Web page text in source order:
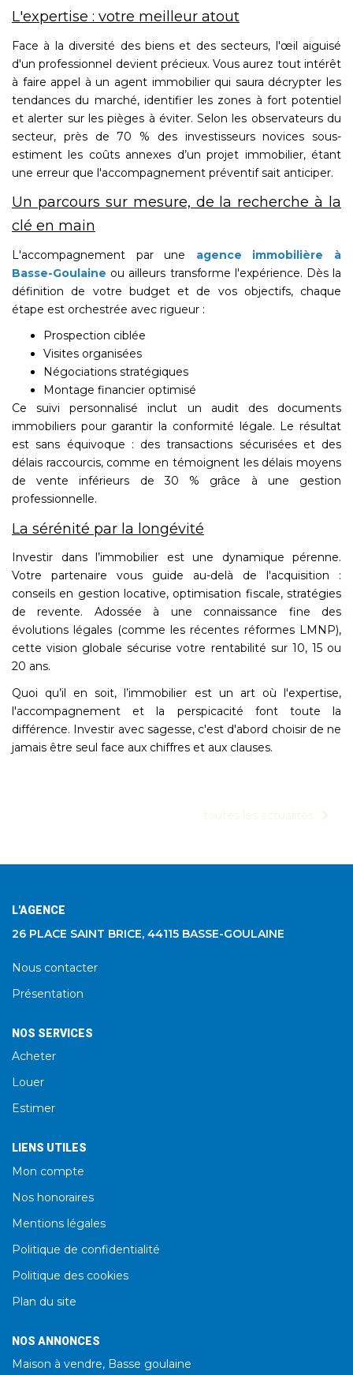
L'expertise : votre meilleur atout
Face à la diversité des biens et des secteurs, l'œil aiguisé
d'un professionnel devient précieux. Vous aurez tout intérêt
à faire appel à un agent immobilier qui saura décrypter les
tendances du marché, identifier les zones à fort potentiel
et alerter sur les pièges à éviter. Selon les observateurs du
secteur, près de 70 % des investisseurs novices sous-
estiment les coûts annexes d’un projet immobilier, étant
une erreur que l'accompagnement préventif sait anticiper.
Un parcours sur mesure, de la recherche à la
clé en main
L'accompagnement par une agence immobilière à
Basse-Goulaine ou ailleurs transforme l'expérience. Dès la
définition de votre budget et de vos objectifs, chaque
étape est orchestrée avec rigueur :
Prospection ciblée
Visites organisées
Négociations stratégiques
Montage financier optimisé
Ce suivi personnalisé inclut un audit des documents
immobiliers pour garantir la conformité légale. Le résultat
est sans équivoque : des transactions sécurisées et des
délais raccourcis, comme en témoignent les délais moyens
de vente inférieurs de 30 % grâce à une gestion
professionnelle.
La sérénité par la longévité
Investir dans l’immobilier est une dynamique pérenne.
Votre partenaire vous guide au-delà de l'acquisition :
conseils en gestion locative, optimisation fiscale, stratégies
de revente. Adossée à une connaissance fine des
évolutions légales (comme les récentes réformes LMNP),
cette vision globale sécurise votre rentabilité sur 10, 15 ou
20 ans.
Quoi qu’il en soit, l’immobilier est un art où l'expertise,
l'accompagnement et la perspicacité font toute la
différence. Investir avec sagesse, c'est d'abord choisir de ne
jamais être seul face aux chiffres et aux clauses.
L'AGENCE
26 PLACE SAINT BRICE, 44115 BASSE-GOULAINE
Nous contacter
Présentation
NOS SERVICES
Acheter
Louer
Estimer
LIENS UTILES
Mon compte
Nos honoraires
Mentions légales
Politique de confidentialité
Politique des cookies
Plan du site
NOS ANNONCES
Maison à vendre, Basse goulaine